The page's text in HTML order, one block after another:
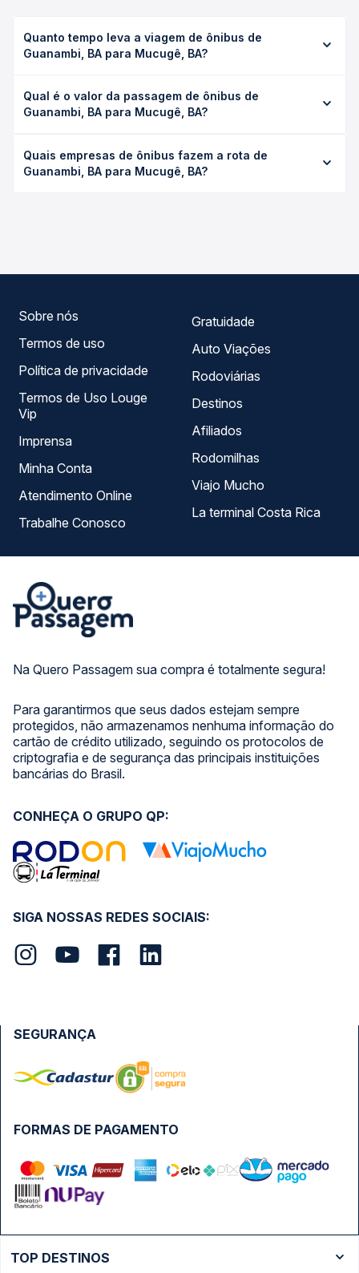
Quanto tempo leva a viagem de ônibus de
Guanambi, BA para Mucugê, BA?
leva em média 7h 15min, podendo variar conforme a
viação, o tipo de serviço (convencional, executivo ou
exata de cada opção na data desejada.
Qual é o valor da passagem de ônibus de
Guanambi, BA para Mucugê, BA?
Mucugê, BA custa em média R$ 110,00 e varia conforme a
data da viagem, a empresa, o tipo de poltrona e a
Quais empresas de ônibus fazem a rota de
Guanambi, BA para Mucugê, BA?
Na Quero Passagem sua compra é totalmente segura!
Para garantirmos que seus dados estejam sempre
protegidos, não armazenamos nenhuma informação do
cartão de crédito utilizado, seguindo os protocolos de
criptografia e de segurança das principais instituições
bancárias do Brasil.
Sobre nós
Termos de uso
Política de privacidade
Termos de Uso Louge
Vip
Imprensa
Minha Conta
Atendimento Online
Trabalhe Conosco
Gratuidade
Auto Viações
Rodoviárias
Destinos
Afiliados
Rodomilhas
Viajo Mucho
La terminal Costa Rica
SIGA NOSSAS REDES SOCIAIS:
CONHEÇA O GRUPO QP:
FORMAS DE PAGAMENTO
SEGURANÇA
TOP DESTINOS